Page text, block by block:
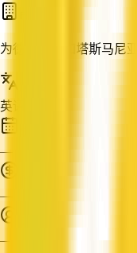
为德文波特和塔斯马尼
英语
—
—
—